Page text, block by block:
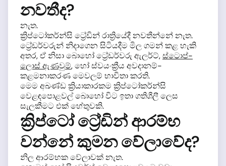
නවතීද?
නැත.
ක්‍රිප්ටෝකර්න්සි ට්‍රේඩින් රාත්‍රියේදී නවතීන්නේ නැත.
ට්‍රේඩර්වරුන් නිදාගෙන සිටියදීම මිල ගමන් කළ හැකි
අතර, ඒ නිසා බොහෝ ට්‍රේඩර්වරු ඇලර්ට්,ස්ටොප්-
ලොස් ඇණවුම්, හෝ ස්වයංක්‍රීය අවදානම්-
කළමනාකරණ මෙවලම් භාවිතා කරති.
මෙම අඛණ්ඩ ක්‍රියාකාරකම ක්‍රිප්ටෝකර්න්සි
වෙළඳපොළවල් බොහෝ විට ඉතා ගතිශීලී ලෙස
සැලකීමට එක් හේතුවකි.
ක්‍රිප්ටෝ ට්‍රේඩින් ආරම්භ
වන්නේ කුමන වේලාවේද?
නිල ආරම්භක වේලාවක් නැත.